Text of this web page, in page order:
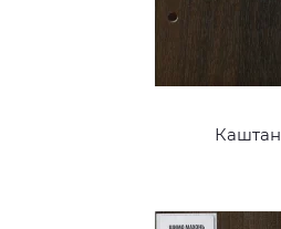
Каштан